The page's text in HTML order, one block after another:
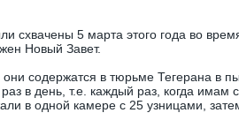
схвачены 5 марта этого года во
Новый Завет.
содержатся в тюрьме Тегерана в
раз в день, т.е. каждый раз, когда
в одной камере с 25 узницами,